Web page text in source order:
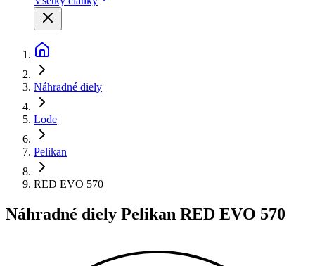
Náhradné diely
Lode
Pelikan
RED EVO 570
Náhradné diely Pelikan RED EVO 570